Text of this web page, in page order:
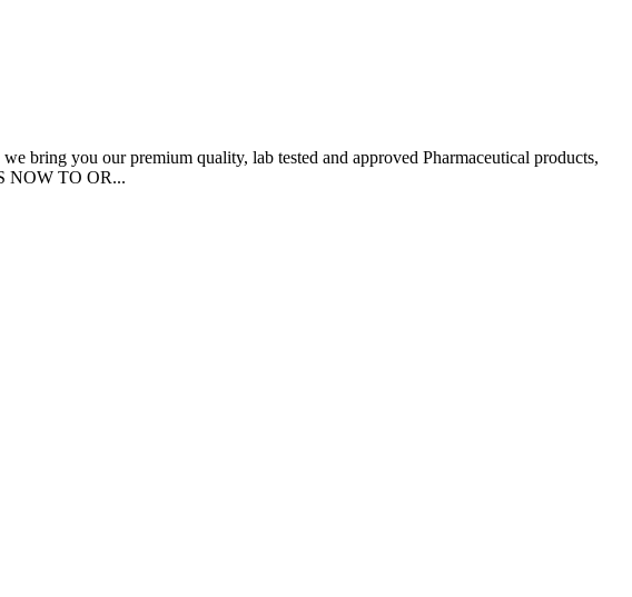
bring you our premium quality, lab tested and approved Pharmaceutical products,
NOW TO OR...